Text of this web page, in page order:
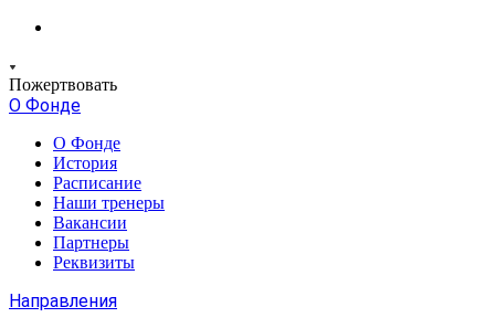
Пожертвовать
О Фонде
О Фонде
История
Расписание
Наши тренеры
Вакансии
Партнеры
Реквизиты
Направления